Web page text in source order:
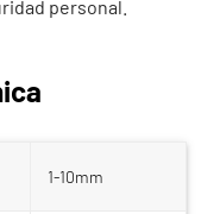
personal.
1-10mm